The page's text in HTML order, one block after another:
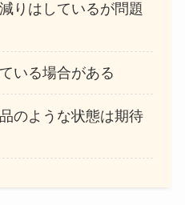
りはしているが問題
いる場合がある
のような状態は期待